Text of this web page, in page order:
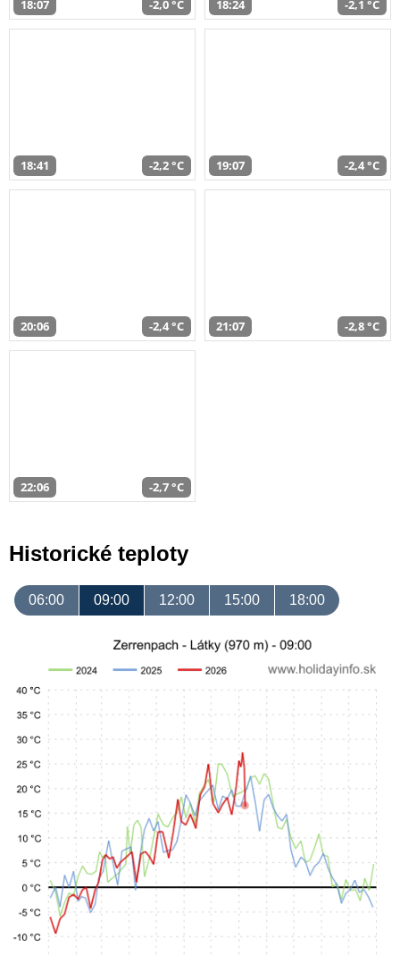
18:07 -2,0 °C 18:24 -2,1 °C
18:41 -2,2 °C 19:07 -2,4 °C
20:06 -2,4 °C 21:07 -2,8 °C
22:06 -2,7 °C
Historické teploty
06:00 09:00 12:00 15:00 18:00